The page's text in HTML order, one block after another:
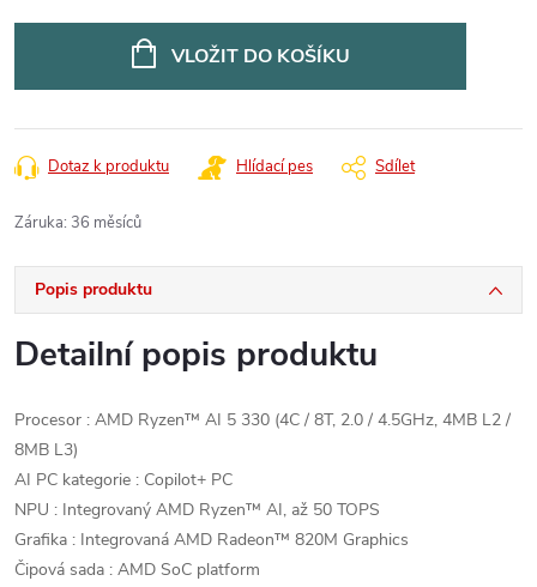
VLOŽIT DO KOŠÍKU
Dotaz k produktu Hlídací pes Sdílet
Záruka: 36 měsíců
Popis produktu
Detailní popis produktu
Procesor : AMD Ryzen™ AI 5 330 (4C / 8T, 2.0 / 4.5GHz, 4MB L2 /
8MB L3)
AI PC kategorie : Copilot+ PC
NPU : Integrovaný AMD Ryzen™ AI, až 50 TOPS
Grafika : Integrovaná AMD Radeon™ 820M Graphics
Čipová sada : AMD SoC platform